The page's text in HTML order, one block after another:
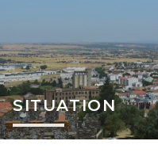
SITUATION